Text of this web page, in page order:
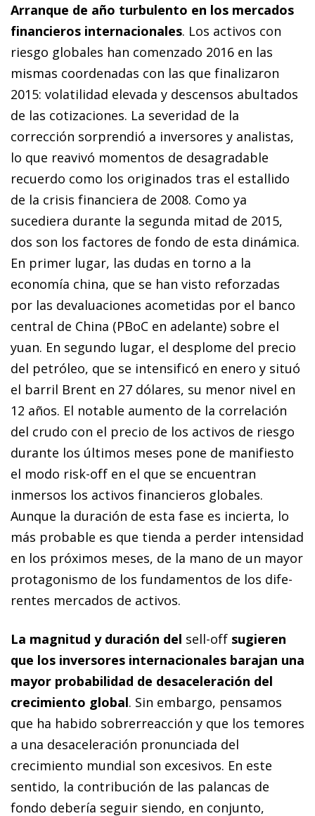
Arranque de año turbulento en los mercados
financieros internacionales. Los activos con
riesgo globales han comenzado 2016 en las
mismas coordenadas con las que finalizaron
2015: volatilidad elevada y descensos abultados
de las cotizaciones. La severidad de la
corrección sorprendió a inversores y analistas,
lo que reavivó momentos de desagradable
recuerdo como los originados tras el estallido
de la crisis financiera de 2008. Como ya
sucediera durante la segunda mitad de 2015,
dos son los factores de fondo de esta dinámica.
En primer lugar, las dudas en torno a la
economía china, que se han visto reforzadas
por las devaluaciones acometidas por el banco
central de China (PBoC en adelante) so­­bre el
yuan. En segundo lugar, el desplome del precio
del petróleo, que se intensificó en enero y situó
el barril Brent en 27 dólares, su menor nivel en
12 años. El notable aumento de la correlación
del crudo con el precio de los activos de riesgo
du­­rante los últimos meses pone de manifiesto
el modo risk-off en el que se encuentran
inmersos los activos financieros globales.
Aunque la duración de esta fase es incierta, lo
más probable es que tienda a perder intensidad
en los próximos meses, de la mano de un mayor
protagonismo de los fundamentos de los di­­fe­­
rentes mercados de activos.
La magnitud y duración del sell-off sugieren
que los inversores internacionales barajan una
mayor probabilidad de desaceleración del
crecimiento global. Sin embargo, pensamos
que ha habido sobrerreacción y que los temores
a una desaceleración pronunciada del
crecimiento mundial son excesivos. En este
sentido, la contribución de las palancas de
fondo debería seguir siendo, en conjunto,